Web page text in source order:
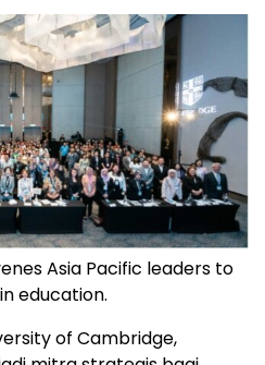
Asia Pacific leaders to
education.
of Cambridge,